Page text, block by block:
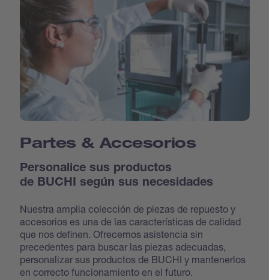
Partes & Accesorios
Personalice sus productos
de BUCHI según sus necesidades
Nuestra amplia colección de piezas de repuesto y
accesorios es una de las características de calidad
que nos definen. Ofrecemos asistencia sin
precedentes para buscar las piezas adecuadas,
personalizar sus productos de BUCHI y mantenerlos
en correcto funcionamiento en el futuro.